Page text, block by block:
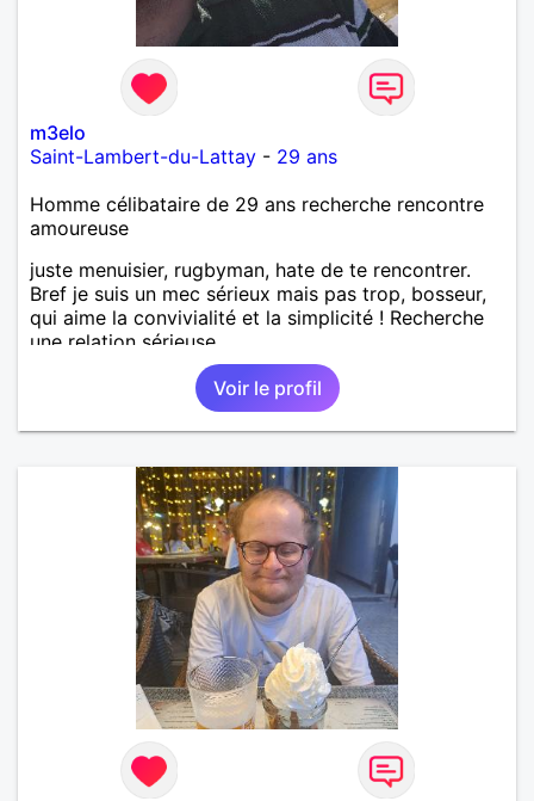
m3elo
Saint-Lambert-du-Lattay - 29 ans
Homme célibataire de 29 ans recherche rencontre
amoureuse
juste menuisier, rugbyman, hate de te rencontrer.
Bref je suis un mec sérieux mais pas trop, bosseur,
qui aime la convivialité et la simplicité ! Recherche
une relation sérieuse.
Voir le profil